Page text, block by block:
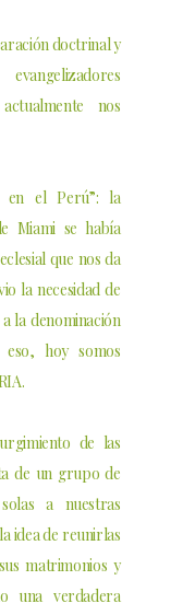
doctrinal y
nos
en el Perú”: la
Miami se había
que nos da
la necesidad de
la denominación
hoy somos
de las
de un grupo de
a nuestras
idea de reunirlas
matrimonios y
una verdadera